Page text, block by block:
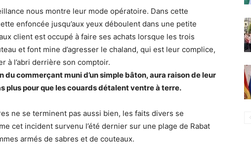
nous montre leur mode opératoire. Dans cette
enfoncée jusqu’aux yeux déboulent dans une petite
client est occupé à faire ses achats lorsque les trois
et font mine d’agresser le chaland, qui est leur complice,
à l’abri derrière son comptoir.
commerçant muni d’un simple bâton, aura raison de leur
plus pour que les couards détalent ventre à terre.
ne se terminent pas aussi bien, les faits divers se
cet incident survenu l’été dernier sur une plage de Rabat
armés de sabres et de couteaux.